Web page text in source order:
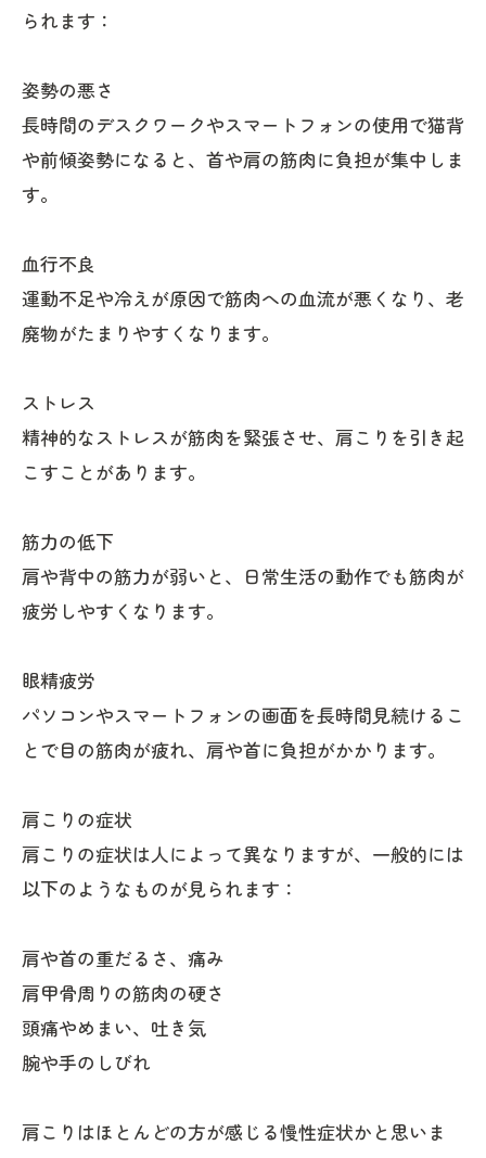
られます：
姿勢の悪さ
長時間のデスクワークやスマートフォンの使用で猫背
や前傾姿勢になると、首や肩の筋肉に負担が集中しま
す。
血行不良
運動不足や冷えが原因で筋肉への血流が悪くなり、老
廃物がたまりやすくなります。
ストレス
精神的なストレスが筋肉を緊張させ、肩こりを引き起
こすことがあります。
筋力の低下
肩や背中の筋力が弱いと、日常生活の動作でも筋肉が
疲労しやすくなります。
眼精疲労
パソコンやスマートフォンの画面を長時間見続けるこ
とで目の筋肉が疲れ、肩や首に負担がかかります。
肩こりの症状
肩こりの症状は人によって異なりますが、一般的には
以下のようなものが見られます：
肩や首の重だるさ、痛み
肩甲骨周りの筋肉の硬さ
頭痛やめまい、吐き気
腕や手のしびれ
肩こりはほとんどの方が感じる慢性症状かと思いま